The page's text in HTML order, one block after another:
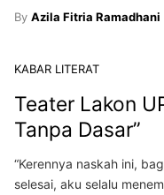
By Azila Fitria Ramadhani
KABAR LITERAT
Teater Lakon
Tanpa Dasar”
“Kerennya naskah ini,
selesai, aku selalu